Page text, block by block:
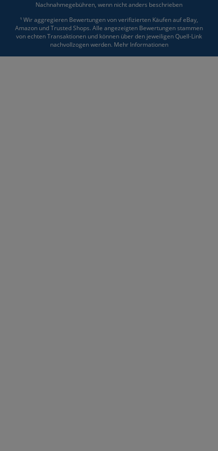
Nachnahmegebühren, wenn nicht anders beschrieben
¹ Wir aggregieren Bewertungen von verifizierten Käufen auf eBay,
Amazon und Trusted Shops. Alle angezeigten Bewertungen stammen
von echten Transaktionen und können über den jeweiligen Quell-Link
nachvollzogen werden. Mehr Informationen